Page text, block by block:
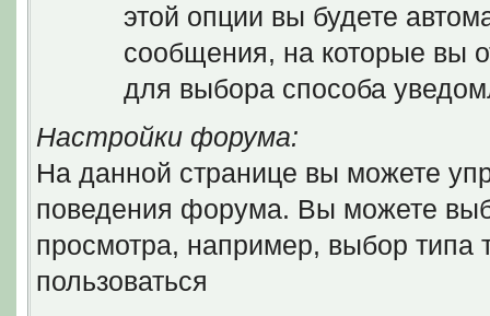
этой опции вы будете
сообщения, на которые вы
для выбора способа
Настройки форума:
На данной странице вы можете
поведения форума. Вы можете
просмотра, например, выбор типа
пользоваться